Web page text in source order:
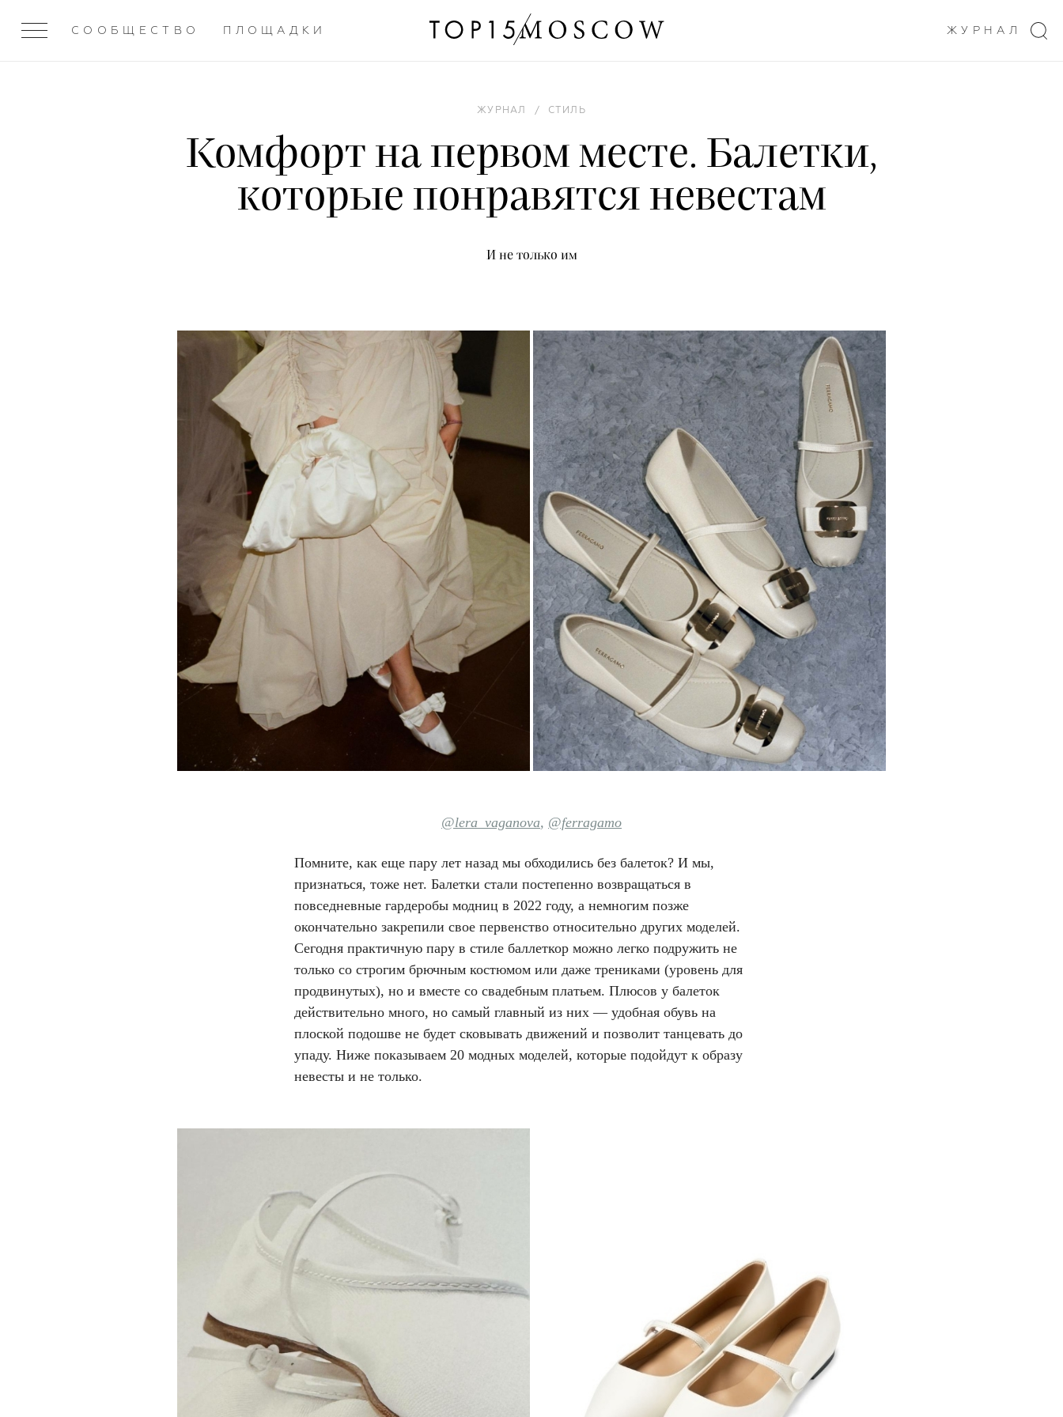
СООБЩЕСТВО ПЛОЩАДКИ ЖУРНАЛ
ЖУРНАЛ / СТИЛЬ
Комфорт на первом месте. Балетки,
которые понравятся невестам
И не только им
@lera_vaganova, @ferragamo
Помните, как еще пару лет назад мы обходились без балеток? И мы,
признаться, тоже нет. Балетки стали постепенно возвращаться в
повседневные гардеробы модниц в 2022 году, а немногим позже
окончательно закрепили свое первенство относительно других моделей.
Сегодня практичную пару в стиле баллеткор можно легко подружить не
только со строгим брючным костюмом или даже трениками (уровень для
продвинутых), но и вместе со свадебным платьем. Плюсов у балеток
действительно много, но самый главный из них — удобная обувь на
плоской подошве не будет сковывать движений и позволит танцевать до
упаду. Ниже показываем 20 модных моделей, которые подойдут к образу
невесты и не только.